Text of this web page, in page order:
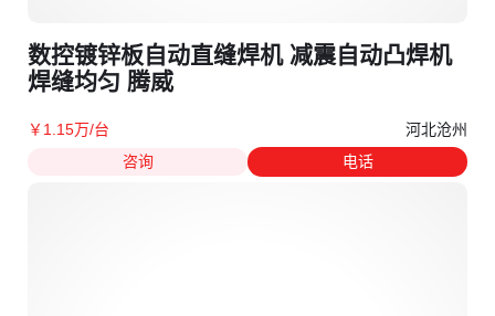
数控镀锌板自动直缝焊机 减震自动凸焊机
焊缝均匀 腾威
￥ 1 .15万/台
河北沧州
咨询
电话